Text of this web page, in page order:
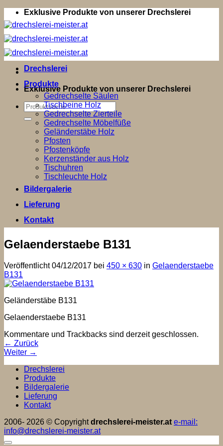
Zum
Inhalt
springen
Exklusive Produkte von unserer Drechslerei
Exklusive Produkte von unserer Drechslerei
Suchen
nach:
Drechslerei
Produkte
Gedrechselte Säulen
Tischbeine Holz
Gedrechselte Zierteile
Gedrechselte Möbelfüße
Geländerstäbe Holz
Pfosten
Pfostenköpfe
Kerzenständer aus Holz
Tischuhren
Tischleuchte Holz
Bildergalerie
Lieferung
Kontakt
Gelaenderstaebe B131
Veröffentlicht04/12/2017 bei 450 × 630 in Gelaenderstaebe
B131
Geländerstäbe B131
Gelaenderstaebe B131
Kommentare und Trackbacks sind derzeit geschlossen.
← Zurück
Weiter →
Drechslerei
Produkte
Bildergalerie
Lieferung
Kontakt
2006- 2026 © Copyrightdrechslerei-meister.at e-mail:
info@drechslerei-meister.at